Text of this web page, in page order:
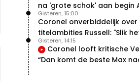
na 'grote schok' aan begin
Martin-avontuur
Coronel onverbiddelijk over
titelambities Russell: "Slik
gewoon"
Gisteren, 15:00
Coronel looft kritische
“Dan komt de beste Max
Gisteren, 14:15